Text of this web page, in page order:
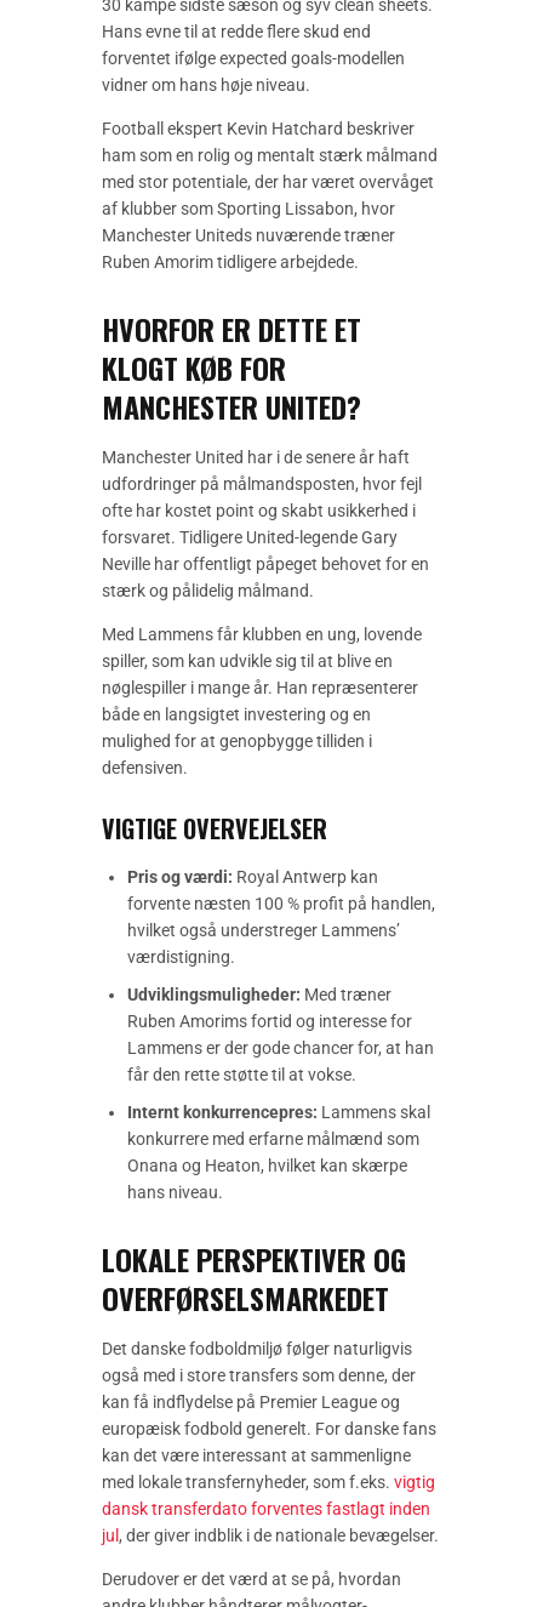
30 kampe sidste sæson og syv clean sheets.
Hans evne til at redde flere skud end
forventet ifølge expected goals-modellen
vidner om hans høje niveau.
Football ekspert Kevin Hatchard beskriver
ham som en rolig og mentalt stærk målmand
med stor potentiale, der har været overvåget
af klubber som Sporting Lissabon, hvor
Manchester Uniteds nuværende træner
Ruben Amorim tidligere arbejdede.
HVORFOR ER DETTE ET
KLOGT KØB FOR
MANCHESTER UNITED?
Manchester United har i de senere år haft
udfordringer på målmandsposten, hvor fejl
ofte har kostet point og skabt usikkerhed i
forsvaret. Tidligere United-legende Gary
Neville har offentligt påpeget behovet for en
stærk og pålidelig målmand.
Med Lammens får klubben en ung, lovende
spiller, som kan udvikle sig til at blive en
nøglespiller i mange år. Han repræsenterer
både en langsigtet investering og en
mulighed for at genopbygge tilliden i
defensiven.
VIGTIGE OVERVEJELSER
Pris og værdi: Royal Antwerp kan
forvente næsten 100 % profit på handlen,
hvilket også understreger Lammens’
værdistigning.
Udviklingsmuligheder: Med træner
Ruben Amorims fortid og interesse for
Lammens er der gode chancer for, at han
får den rette støtte til at vokse.
Internt konkurrencepres: Lammens skal
konkurrere med erfarne målmænd som
Onana og Heaton, hvilket kan skærpe
hans niveau.
LOKALE PERSPEKTIVER OG
OVERFØRSELSMARKEDET
Det danske fodboldmiljø følger naturligvis
også med i store transfers som denne, der
kan få indflydelse på Premier League og
europæisk fodbold generelt. For danske fans
kan det være interessant at sammenligne
med lokale transfernyheder, som f.eks. vigtig
dansk transferdato forventes fastlagt inden
jul , der giver indblik i de nationale bevægelser.
Derudover er det værd at se på, hvordan